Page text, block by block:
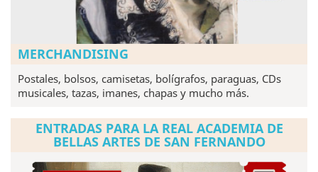
MERCHANDISING
Postales, bolsos, camisetas, bolígrafos, paraguas, CDs
musicales, tazas, imanes, chapas y mucho más.
ENTRADAS PARA LA REAL ACADEMIA DE
BELLAS ARTES DE SAN FERNANDO